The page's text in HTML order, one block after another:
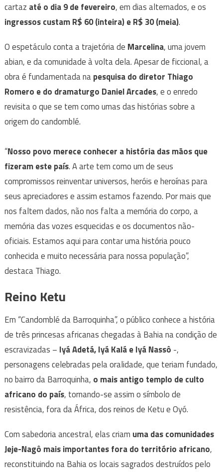
cartaz até o dia 9 de fevereiro, em dias alternados, e os
ingressos custam R$ 60 (inteira) e R$ 30 (meia).
O espetáculo conta a trajetória de Marcelina, uma jovem
abian, e da comunidade à volta dela. Apesar de ficcional, a
obra é fundamentada napesquisa do diretor Thiago
Romero e do dramaturgo Daniel Arcades, e o enredo
revisita o que se tem como umas das histórias sobre a
origem do candomblé.
“Nosso povo merece conhecer a história das mãos que
fizeram este país. A arte tem como um de seus
compromissos reinventar universos, heróis e heroínas para
seus apreciadores e assim estamos fazendo. Por mais que
nos faltem dados, não nos falta a memória do corpo, a
memória das vozes esquecidas e os documentos não-
oficiais. Estamos aqui para contar uma história pouco
conhecida e muito necessária para nossa população”,
destaca Thiago.
Reino Ketu
Em “Candomblé da Barroquinha”, o público conhece a história
de três princesas africanas chegadas à Bahia na condição de
escravizadas – Iyá Adetá, Iyá Kalá e Iyá Nassô -,
personagens celebradas pela oralidade, que teriam fundado,
no bairro da Barroquinha, o mais antigo templo de culto
africano do país, tornando-se assim o símbolo de
resistência, fora da África, dos reinos de Ketu e Oyó.
Com sabedoria ancestral, elas criam uma das comunidades
Jeje-Nagô mais importantes fora do território africano,
reconstituindo na Bahia os locais sagrados destruídos pelo